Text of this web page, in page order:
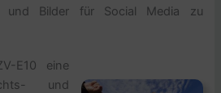
und Bilder für Social Media zu
E10 eine
und